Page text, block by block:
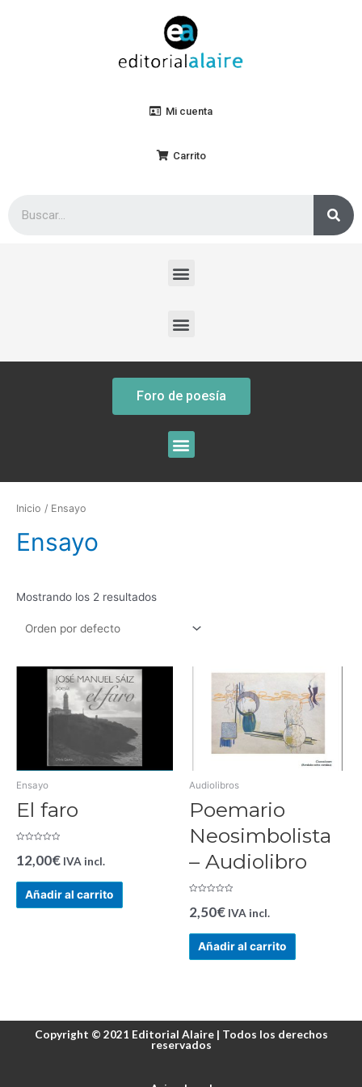
Mi cuenta
Carrito
Foro de poesía
Inicio / Ensayo
Ensayo
Mostrando los 2 resultados
Ensayo
El faro
en
0
5
12,00€ IVA incl.
Añadir al carrito
Audiolibros
Poemario
Neosimbolista
– Audiolibro
en
0
5
2,50€ IVA incl.
Añadir al carrito
Copyright © 2021 Editorial Alaire | Todos los derechos
reservados